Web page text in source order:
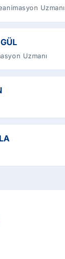
Uzmanı
Uzmanı